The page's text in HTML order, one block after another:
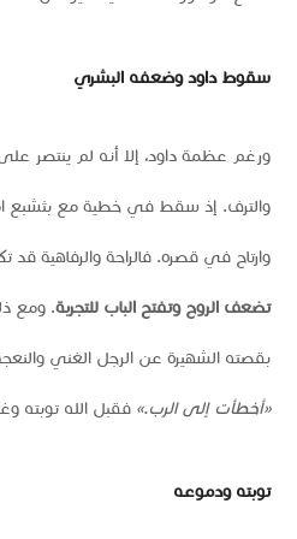
سقوط داود وضعفه البشري
ورغم عظمة داود، إلا أنه لم ينتصر
والترف. إذ سقط في خطية مع بثشبع
وارتاح في قصره. فالراحة والرفاهية
تضعف الروح وتفتح الباب للتجربة. ومع
بقصته الشهيرة عن الرجل الغني
«أخطأت إلى الرب.» فقبل الله توبته
توبته ودموعه